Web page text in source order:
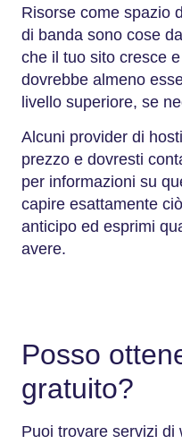
Risorse come spazio
di banda sono cose
che il tuo sito cresce
dovrebbe almeno
livello superiore, se
Alcuni provider di
prezzo e dovresti
per informazioni su
capire esattamente
anticipo ed esprimi
avere.
Posso
gratuito?
Puoi trovare servizi di